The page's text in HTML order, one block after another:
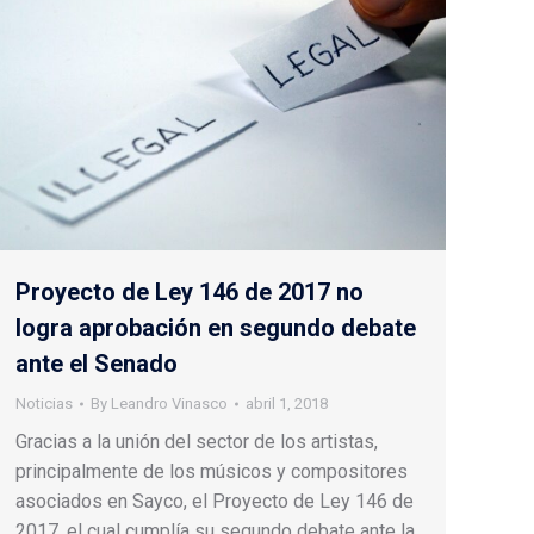
Proyecto de Ley 146 de 2017 no
logra aprobación en segundo debate
ante el Senado
Noticias By Leandro Vinasco abril 1, 2018
Gracias a la unión del sector de los artistas,
principalmente de los músicos y compositores
asociados en Sayco, el Proyecto de Ley 146 de